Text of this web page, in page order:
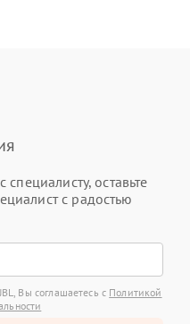
специалисту, оставьте
с радостью
Вы соглашаетесь с Политикой